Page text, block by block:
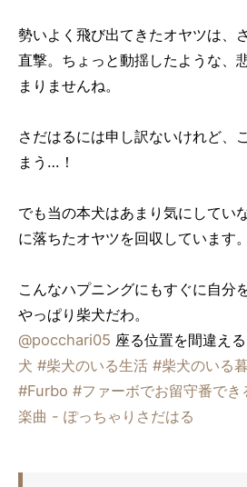
勢いよく飛び出てきたオヤツは、
直撃。ちょっと動揺したような、
まりませんね。
さだはるには申し訳ないけれど、
まう…！
でも当の本犬はあまり気にしてい
に落ちたオヤツを回収しています。
こんなハプニングにもすぐに自分
やっぱり柴犬だわ。
@pocchari05 座る位置を間違え
犬 #柴犬のいる生活 #柴犬のいる
#Furbo #ファーボでお留守番でき
楽曲 - ぽっちゃりさだはる